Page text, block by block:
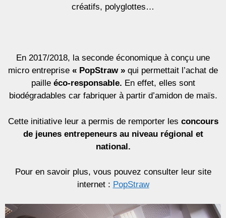
créatifs, polyglottes…
En 2017/2018, la seconde économique à conçu une
micro entreprise « PopStraw » qui permettait l’achat de
paille éco-responsable. En effet, elles sont
biodégradables car fabriquer à partir d’amidon de maïs.
Cette initiative leur a permis de remporter les concours
de jeunes entrepeneurs au niveau régional et
national.
Pour en savoir plus, vous pouvez consulter leur site
internet : PopStraw